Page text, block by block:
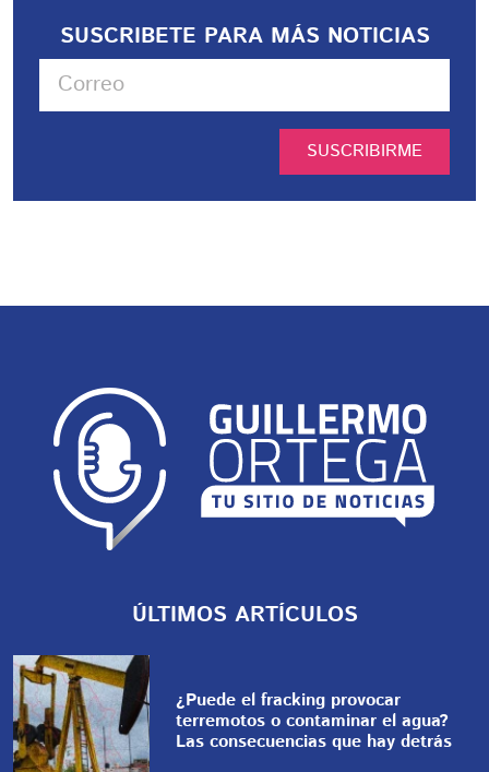
SUSCRIBETE PARA MÁS NOTICIAS
SUSCRIBIRME
ÚLTIMOS ARTÍCULOS
¿Puede el fracking provocar
terremotos o contaminar el agua?
Las consecuencias que hay detrás